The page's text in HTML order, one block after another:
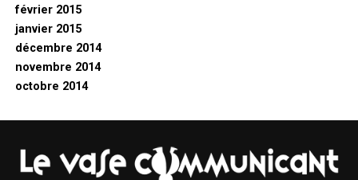
février 2015
janvier 2015
décembre 2014
novembre 2014
octobre 2014